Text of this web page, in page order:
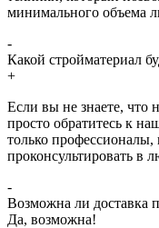
минимального объема
-
Какой стройматериал
+
Если вы не знаете, что
просто обратитесь к
только профессионалы,
проконсультировать в
-
Возможна ли доставка
Да, возможна!